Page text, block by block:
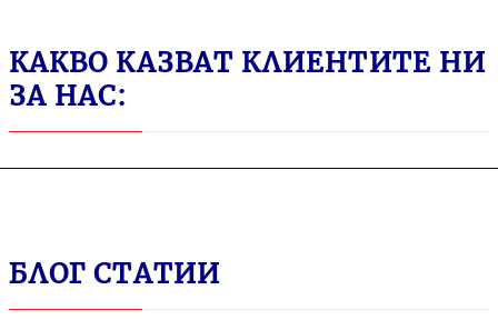
КАКВО КАЗВАТ КЛИЕНТИТЕ НИ
ЗА НАС:
БЛОГ СТАТИИ